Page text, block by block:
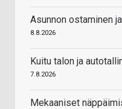
Asunnon ostaminen
8.8.2026
Kuitu talon ja
7.8.2026
Mekaaniset